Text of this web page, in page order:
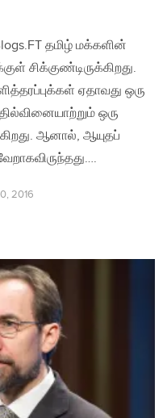
தமிழ் மக்களின்
சிக்குண்டிருக்கிறது.
ஏதாவது ஒரு
ஒரு
ஆனால், ஆயுதப்
2016